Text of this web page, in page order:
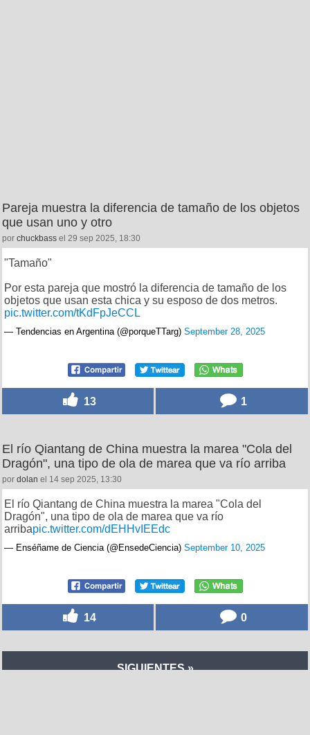
Pareja muestra la diferencia de tamaño de los objetos
que usan uno y otro
por chuckbass el 29 sep 2025, 18:30
"Tamaño"
Por esta pareja que mostró la diferencia de tamaño de los
objetos que usan esta chica y su esposo de dos metros.
pic.twitter.com/tKdFpJeCCL
— Tendencias en Argentina (@porqueTTarg) September 28, 2025
13 1
El río Qiantang de China muestra la marea "Cola del
Dragón", una tipo de ola de marea que va río arriba
por dolan el 14 sep 2025, 13:30
El río Qiantang de China muestra la marea "Cola del
Dragón", una tipo de ola de marea que va río
arribapic.twitter.com/dEHHvIEEdc
— Enséñame de Ciencia (@EnsedeCiencia) September 10, 2025
14 0
SIGUIENTES »